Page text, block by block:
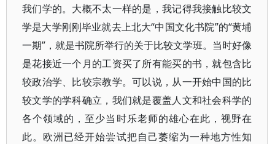
我们学的。大概不太一样的是，我记得我接触比较文
学是大学刚刚毕业就去上北大“中国文化书院”的“黄埔
一期”，就是书院所举行的关于比较文学班。当时好像
是花接近一个月的工资买了所有能买的书，就包含比
较政治学、比较宗教学。可以说，从一开始中国的比
较文学的学科确立，我们就是覆盖人文和社会科学的
各个领域的，至少当时乐老师的雄心在此，视野在
此。欧洲已经开始尝试把自己萎缩为一种地方性知